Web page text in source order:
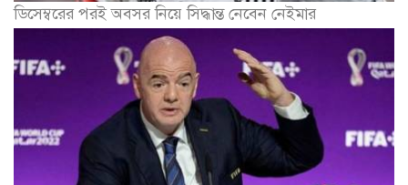
ডিসেম্বরের পরই অবসর নিয়ে সিদ্ধান্ত নেবেন নেইমার